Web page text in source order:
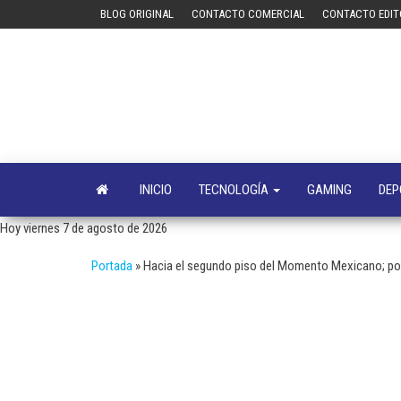
BLOG ORIGINAL CONTACTO COMERCIAL CONTACTO
INICIO TECNOLOGÍA GAMING
Hoy viernes 7 de agosto de 2026
Portada »Hacia el segundo piso del Momento Mexicano;